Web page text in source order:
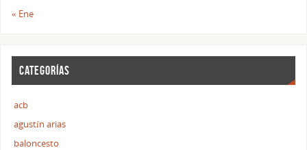
« Ene
CATEGORÍAS
acb
agustín arias
baloncesto